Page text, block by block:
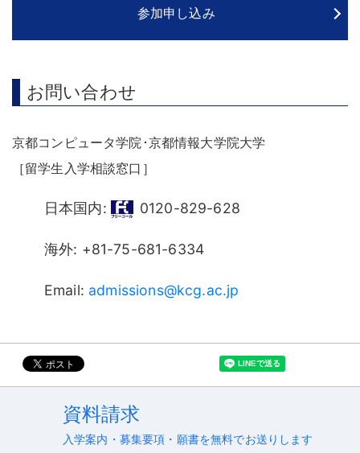
参加申し込み
お問い合わせ
京都コンピュータ学院･京都情報大学院大学
［留学生入学相談窓口］
日本国内: 0120-829-628
海外: +81-75-681-6334
Email: admissions@kcg.ac.jp
資料請求
入学案内・募集要項・願書を無料でお送りします